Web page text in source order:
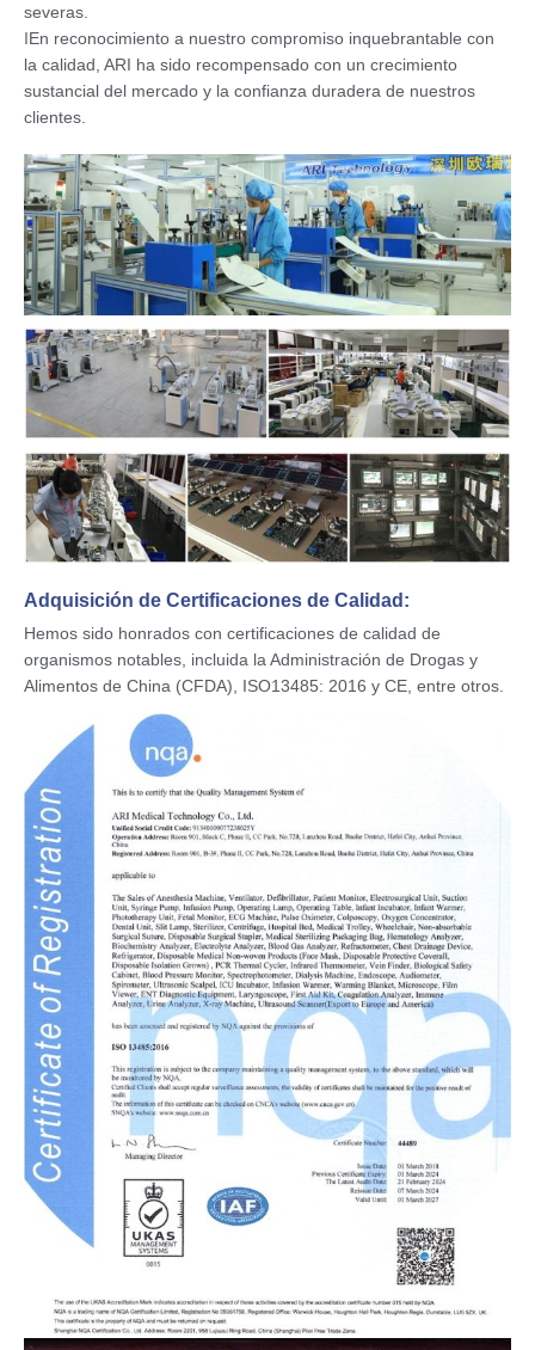
severas.
IEn reconocimiento a nuestro compromiso inquebrantable con
la calidad, ARI ha sido recompensado con un crecimiento
sustancial del mercado y la confianza duradera de nuestros
clientes.
Adquisición de Certificaciones de Calidad:
Hemos sido honrados con certificaciones de calidad de
organismos notables, incluida la Administración de Drogas y
Alimentos de China (CFDA), ISO13485: 2016 y CE, entre otros.